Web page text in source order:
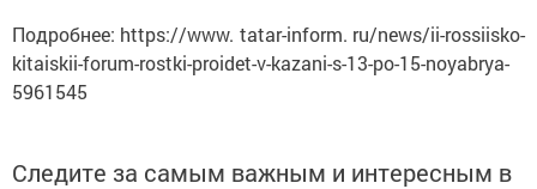
Подробнее: https://www. tatar-inform. ru/news/ii-rossiisko-
kitaiskii-forum-rostki-proidet-v-kazani-s-13-po-15-noyabrya-
5961545
Следите за самым важным и интересным в